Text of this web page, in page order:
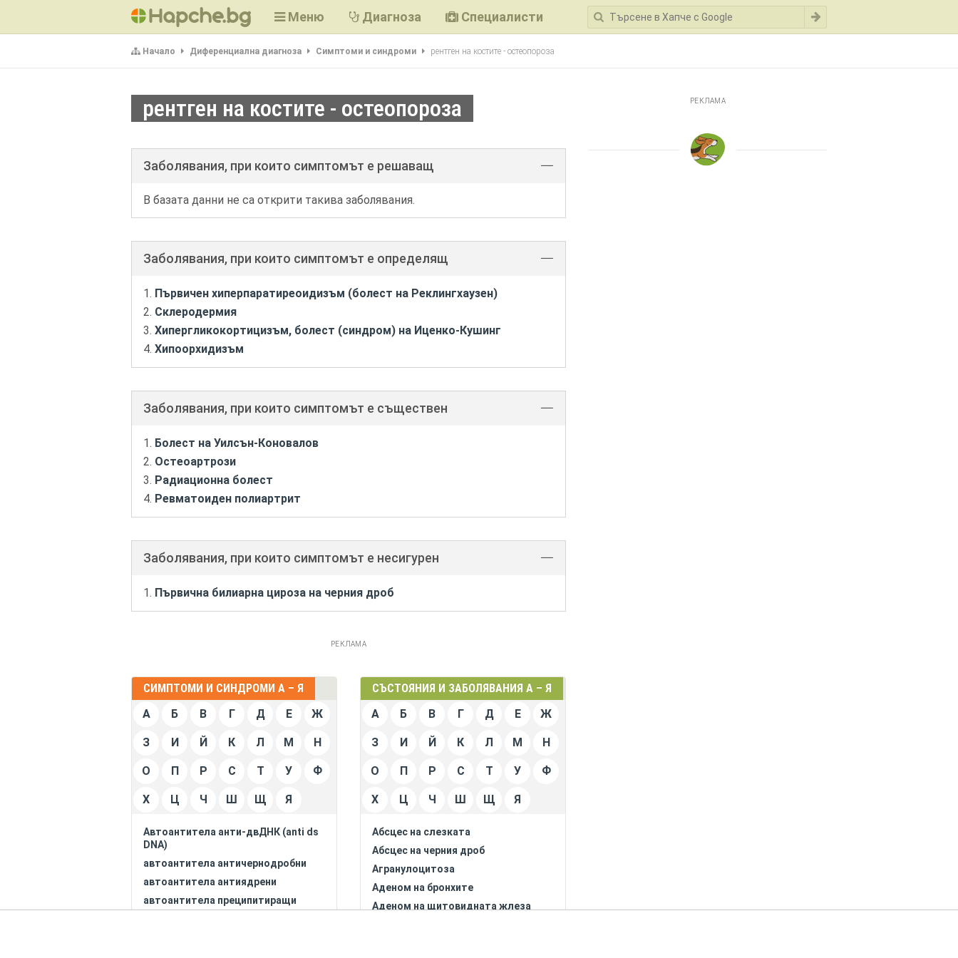
Меню Диагноза Специалисти
Начало Диференциална диагноза Симптоми и синдроми рентген на костите - остеопороза
рентген на костите - остеопороза
Заболявания, при които симптомът е решаващ
В базата данни не са открити такива заболявания.
Заболявания, при които симптомът е определящ
Първичен хиперпаратиреоидизъм (болест на Реклингхаузен)
Склеродермия
Хипергликокортицизъм, болест (синдром) на Иценко-Кушинг
Хипоорхидизъм
Заболявания, при които симптомът е съществен
Болест на Уилсън-Коновалов
Остеоартрози
Радиационна болест
Ревматоиден полиартрит
Заболявания, при които симптомът е несигурен
Първична билиарна цироза на черния дроб
РЕКЛАМА
СИМПТОМИ И СИНДРОМИ А – Я
А
Б В Г Д Е Ж
З И Й К Л М Н
О П Р С Т У Ф
Х Ц Ч Ш Щ Я
Автоантитела анти-двДНК (anti ds
DNA)
автоантитела античернодробни
автоантитела антиядрени
автоантитела преципитиращи
срещу екстракт от слюнчени и
СЪСТОЯНИЯ И ЗАБОЛЯВАНИЯ А – Я
А
Б В Г Д Е Ж
З И Й К Л М Н
О П Р С Т У Ф
Х Ц Ч Ш Щ Я
Абсцес на слезката
Абсцес на черния дроб
Агранулоцитоза
Аденом на бронхите
Аденом на щитовидната жлеза
РЕКЛАМА